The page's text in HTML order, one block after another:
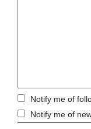
Notify me of
Notify me of